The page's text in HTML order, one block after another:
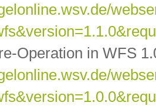
Operation in WFS